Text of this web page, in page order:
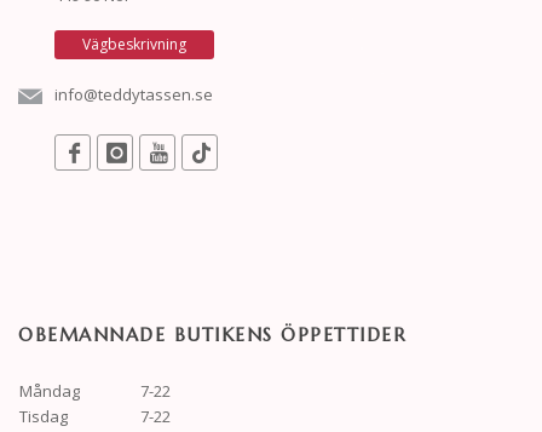
Vägbeskrivning
info@teddytassen.se
OBEMANNADE BUTIKENS ÖPPETTIDER
Måndag
7-22
Tisdag
7-22